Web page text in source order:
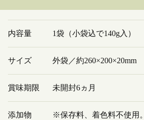
内容量 1袋（小袋込で140g入）
サイズ 外袋／約260×200×20mm
賞味期限 未開封6ヵ月
添加物 ※保存料、着色料不使用。